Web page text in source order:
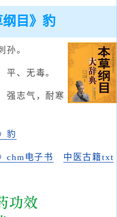
纲目》豹
孙。
平、无毒。
强志气，耐寒
豹
chm电子书
中医古籍txt